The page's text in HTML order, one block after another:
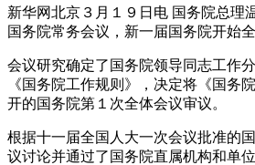
新华网北京３月１９日电 国务院总理
国务院常务会议，新一届国务院开始全
会议研究确定了国务院领导同志工作
《国务院工作规则》，决定将《国务
开的国务院第１次全体会议审议。
根据十一届全国人大一次会议批准的
议讨论并通过了国务院直属机构和单